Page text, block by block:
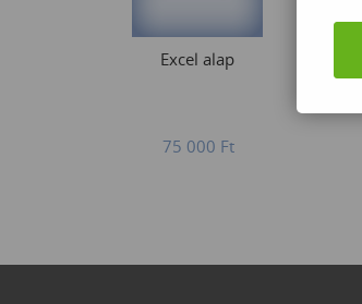
Excel alap
75 000 Ft